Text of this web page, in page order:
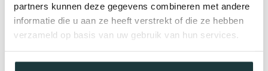
partners kunnen deze gegevens combineren met andere
informatie die u aan ze heeft verstrekt of die ze hebben
verzameld op basis van uw gebruik van hun services.
Steigerbuis
Steigerbuis